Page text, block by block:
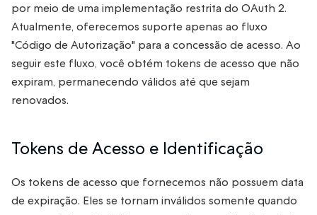
por meio de uma implementação restrita do OAuth 2.
Atualmente, oferecemos suporte apenas ao fluxo
"Código de Autorização" para a concessão de acesso. Ao
seguir este fluxo, você obtém tokens de acesso que não
expiram, permanecendo válidos até que sejam
renovados.
Tokens de Acesso e Identificação
Os tokens de acesso que fornecemos não possuem data
de expiração. Eles se tornam inválidos somente quando